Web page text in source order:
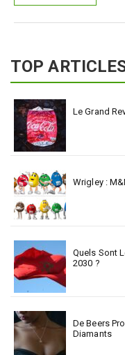
TOP
Le Grand
Wrigley :
Quels Sont
2030 ?
De Beers
Diamants